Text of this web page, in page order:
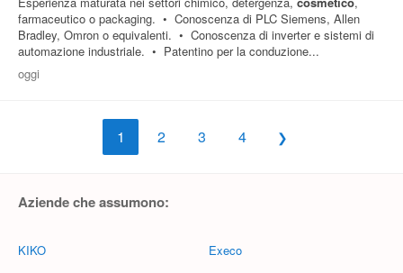
farmaceutico o packaging. • Conoscenza di PLC Siemens, Allen
Bradley, Omron o equivalenti. • Conoscenza di inverter e sistemi di
automazione industriale. • Patentino per la conduzione...
oggi
1 2 3 4
Aziende che assumono:
KIKO Execo